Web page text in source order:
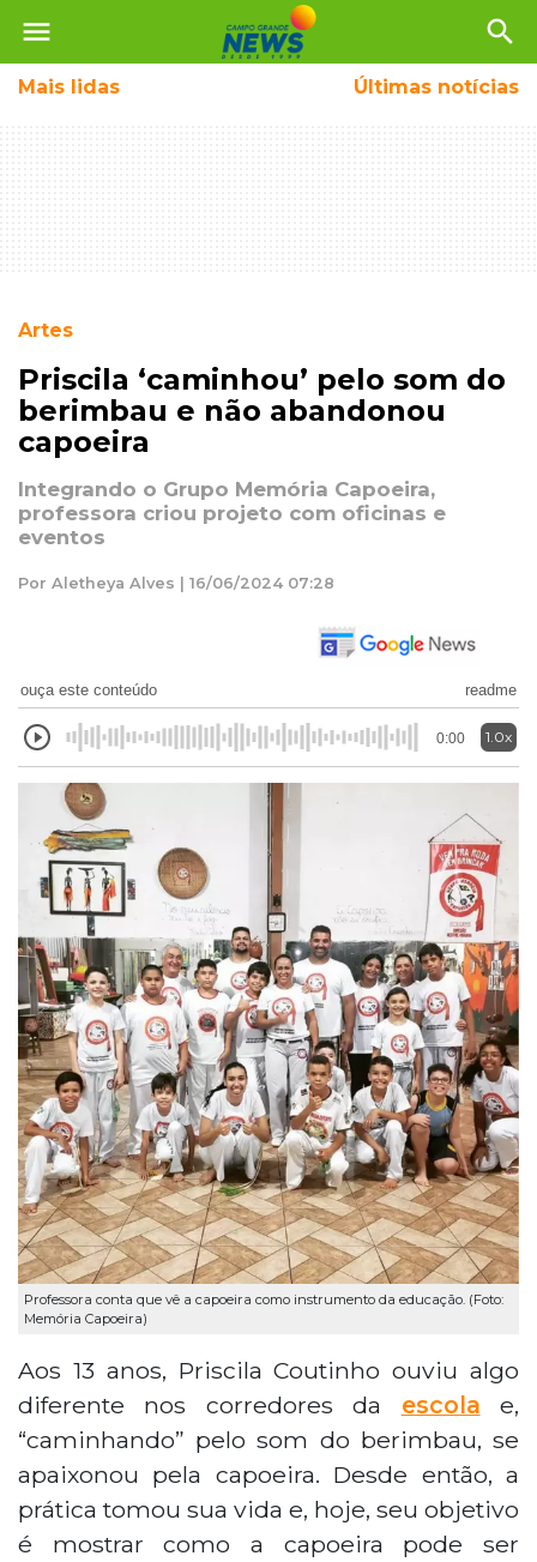
menu search
Mais lidas Últimas notícias
Artes
Priscila ‘caminhou’ pelo som do
berimbau e não abandonou
capoeira
Integrando o Grupo Memória Capoeira,
professora criou projeto com oficinas e
eventos
Por Aletheya Alves | 16/06/2024 07:28
ouça este conteúdo readme
0:00 1.0x
Professora conta que vê a capoeira como instrumento da educação. (Foto:
Memória Capoeira)
Aos 13 anos, Priscila Coutinho ouviu algo
diferente nos corredores da escola e,
“caminhando” pelo som do berimbau, se
apaixonou pela capoeira. Desde então, a
prática tomou sua vida e, hoje, seu objetivo
é mostrar como a capoeira pode ser